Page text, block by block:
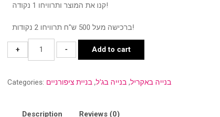
קנו את המוצר ותרוויחו 1 נקודה!
ברכישה מעל 500 ש"ח תרוויחו 2 נקודות!
+
בקבוק
דבק
מכחול
- Add to cart
Categories: בנייה באקריל, בנייה בג'ל, בניית ציפורניים
Description Reviews (0)